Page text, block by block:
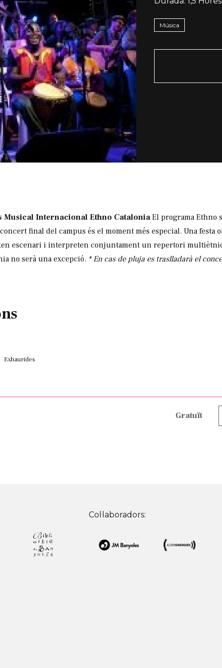
Música
Musical Internacional Ethno CataloniaEl programa Ethno
final del campus és el moment més especial. Una festa
escenari i interpreten conjuntament un repertori
no serà una excepció. * En cas de pluja es traslladarà el
Exhaurides
Gratuït
Col·laboradors: